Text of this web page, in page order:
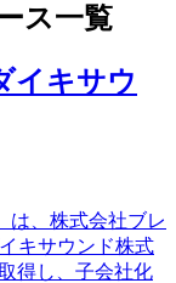
ス一覧
イキサウ
は、株式会社ブレ
キサウンド株式
得し、子会社化